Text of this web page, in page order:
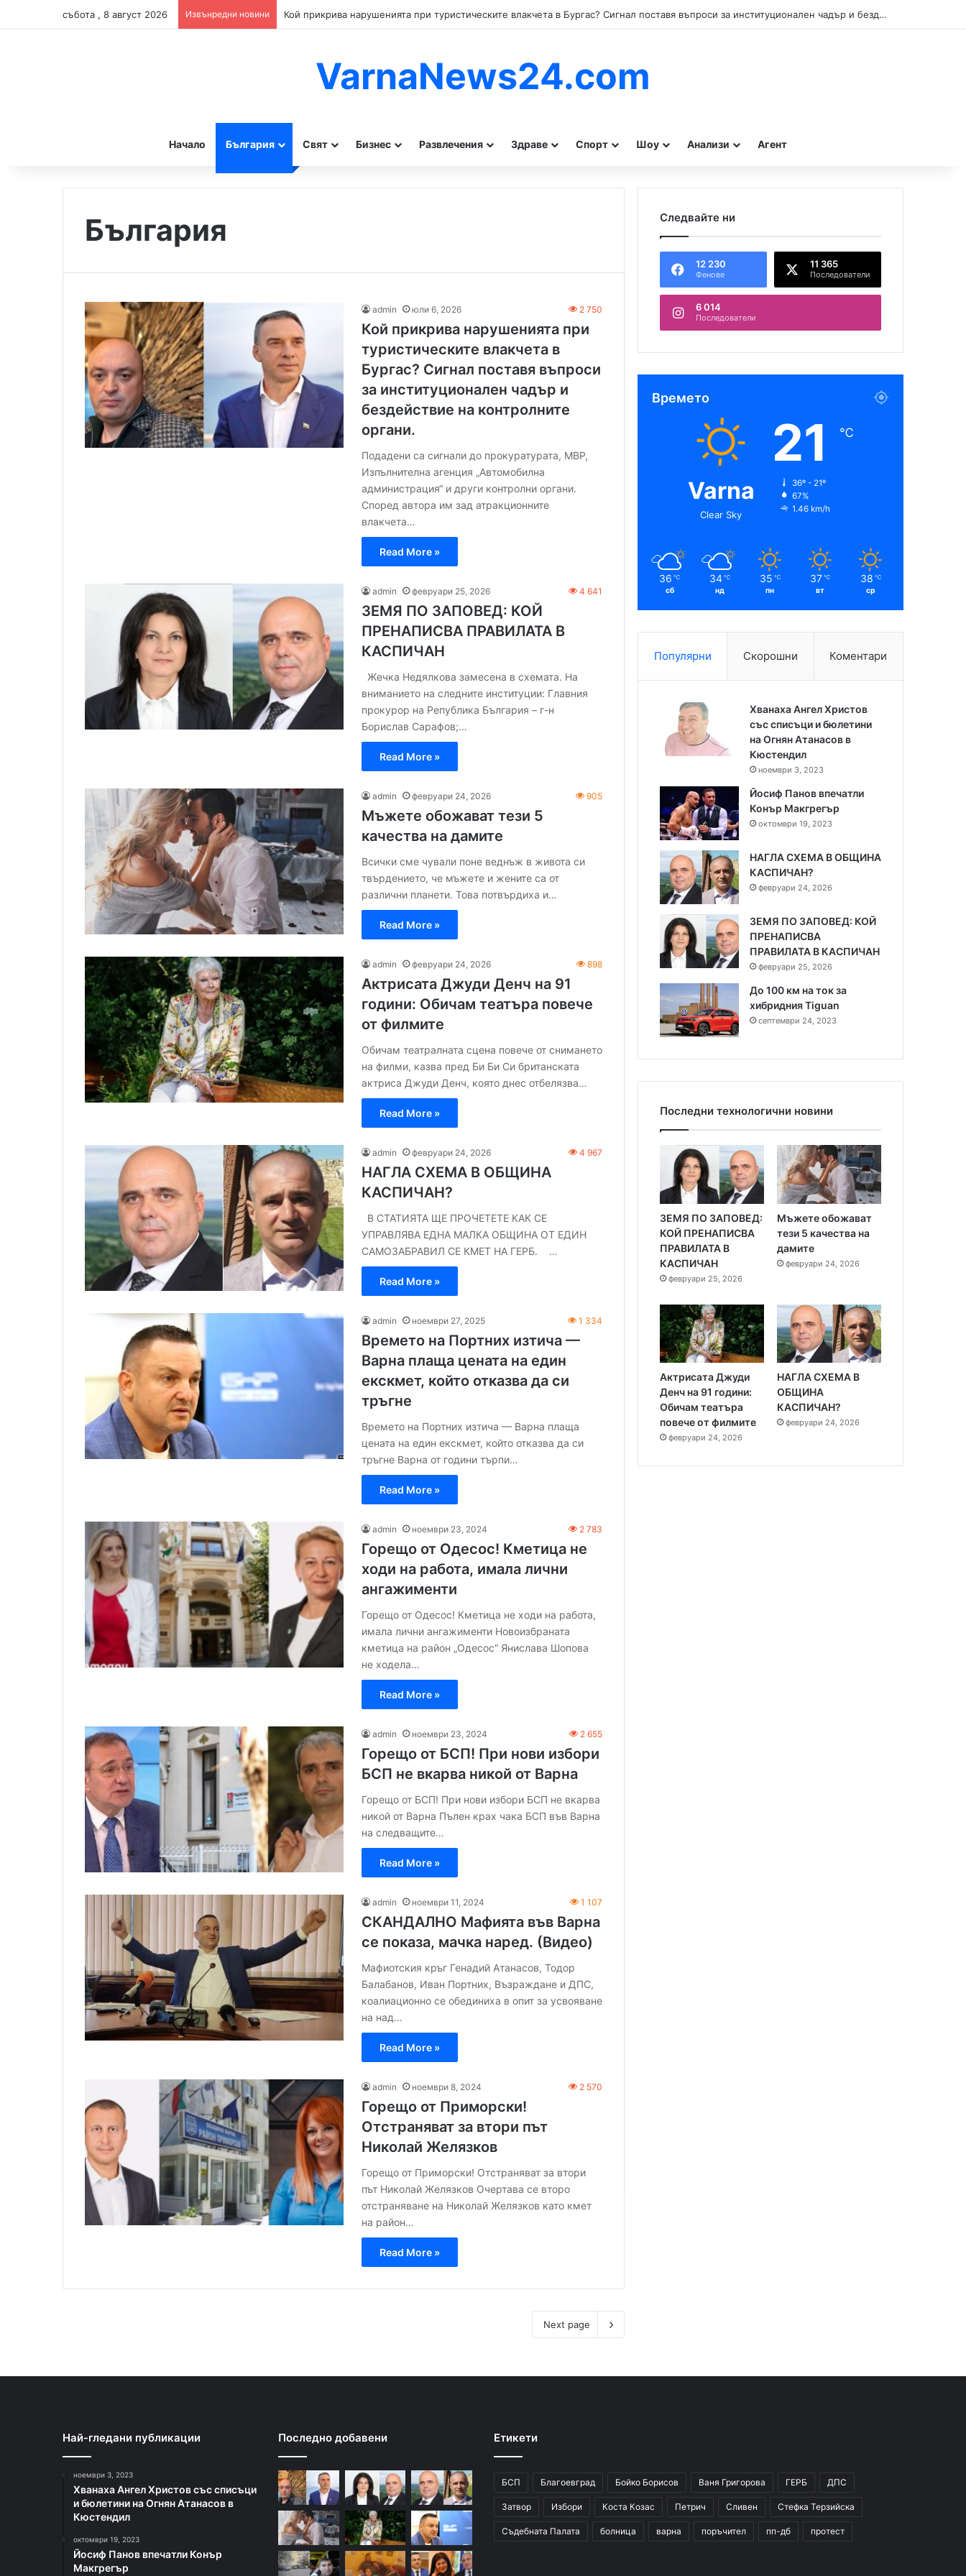
събота , 8 август 2026 Извънредни новини Кой прикрива нарушенията при туристическите влакчета в Бургас? Сигнал поставя въпроси за институционален чадър и бездействие на контролните органи.
VarnaNews24.com
Начало България Свят Бизнес Развлечения Здраве Спорт Шоу Анализи Агент
България
admin юли 6, 2026 2 750
Кой прикрива нарушенията при
туристическите влакчета в
Бургас? Сигнал поставя въпроси
за институционален чадър и
бездействие на контролните
органи.
Подадени са сигнали до прокуратурата, МВР,
Изпълнителна агенция „Автомобилна
администрация“ и други контролни органи.
Според автора им зад атракционните
влакчета…
Read More »
admin февруари 25, 2026 4 641
ЗЕМЯ ПО ЗАПОВЕД: КОЙ
ПРЕНАПИСВА ПРАВИЛАТА В
КАСПИЧАН
Жечка Недялкова замесена в схемата. На
вниманието на следните институции: Главния
прокурор на Република България – г-н
Борислав Сарафов;…
Read More »
admin февруари 24, 2026 905
Мъжете обожават тези 5
качества на дамите
Всички сме чували поне веднъж в живота си
твърдението, че мъжете и жените са от
различни планети. Това потвърдиха и…
Read More »
admin февруари 24, 2026 898
Актрисата Джуди Денч на 91
години: Обичам театъра повече
от филмите
Обичам театралната сцена повече от снимането
на филми, казва пред Би Би Си британската
актриса Джуди Денч, която днес отбелязва…
Read More »
admin февруари 24, 2026 4 967
НАГЛА СХЕМА В ОБЩИНА
КАСПИЧАН?
В СТАТИЯТА ЩЕ ПРОЧЕТЕТЕ КАК СЕ
УПРАВЛЯВА ЕДНА МАЛКА ОБЩИНА ОТ ЕДИН
САМОЗАБРАВИЛ СЕ КМЕТ НА ГЕРБ. …
Read More »
admin ноември 27, 2025 1 334
Времето на Портних изтича —
Варна плаща цената на един
екскмет, който отказва да си
тръгне
Времето на Портних изтича — Варна плаща
цената на един екскмет, който отказва да си
тръгне Варна от години търпи…
Read More »
admin ноември 23, 2024 2 783
Горещо от Одесос! Кметица не
ходи на работа, имала лични
ангажименти
Горещо от Одесос! Кметица не ходи на работа,
имала лични ангажименти Новоизбраната
кметица на район „Одесос“ Янислава Шопова
не ходела…
Read More »
admin ноември 23, 2024 2 655
Горещо от БСП! При нови избори
БСП не вкарва никой от Варна
Горещо от БСП! При нови избори БСП не вкарва
никой от Варна Пълен крах чака БСП във Варна
на следващите…
Read More »
admin ноември 11, 2024 1 107
СКАНДАЛНО Мафията във Варна
се показа, мачка наред. (Видео)
Мафиотския кръг Генадий Атанасов, Тодор
Балабанов, Иван Портних, Възраждане и ДПС,
коалиационно се обединиха в опит за усвояване
на над…
Read More »
admin ноември 8, 2024 2 570
Горещо от Приморски!
Отстраняват за втори път
Николай Желязков
Горещо от Приморски! Отстраняват за втори
път Николай Желязков Очертава се второ
отстраняване на Николай Желязков като кмет
на район…
Read More »
Next page
Следвайте ни
12 230
Фенове
11 365
Последователи
6 014
Последователи
Времето
Varna
Clear Sky
21 ℃
36º - 21º
67%
1.46 km/h
36 ℃
сб
34 ℃
нд
35 ℃
пн
37 ℃
вт
38 ℃
ср
Популярни Скорошни Коментари
Хванаха Ангел Христов
със списъци и бюлетини
на Огнян Атанасов в
Кюстендил
ноември 3, 2023
Йосиф Панов впечатли
Конър Макгрегър
октомври 19, 2023
НАГЛА СХЕМА В ОБЩИНА
КАСПИЧАН?
февруари 24, 2026
ЗЕМЯ ПО ЗАПОВЕД: КОЙ
ПРЕНАПИСВА
ПРАВИЛАТА В КАСПИЧАН
февруари 25, 2026
До 100 км на ток за
хибридния Tiguan
септември 24, 2023
Последни технологични новини
ЗЕМЯ ПО ЗАПОВЕД:
КОЙ ПРЕНАПИСВА
ПРАВИЛАТА В
КАСПИЧАН
февруари 25, 2026
Мъжете обожават
тези 5 качества на
дамите
февруари 24, 2026
Актрисата Джуди
Денч на 91 години:
Обичам театъра
повече от филмите
февруари 24, 2026
НАГЛА СХЕМА В
ОБЩИНА
КАСПИЧАН?
февруари 24, 2026
Най-гледани публикации
ноември 3, 2023
Хванаха Ангел Христов със списъци
и бюлетини на Огнян Атанасов в
Кюстендил
октомври 19, 2023
Йосиф Панов впечатли Конър
Макгрегър
Последно добавени Етикети
БСП Благоевград Бойко Борисов Ваня Григорова ГЕРБ ДПС
Затвор Избори Коста Козас Петрич Сливен Стефка Терзийска
Съдебната Палата болница варна поръчител пп-дб протест